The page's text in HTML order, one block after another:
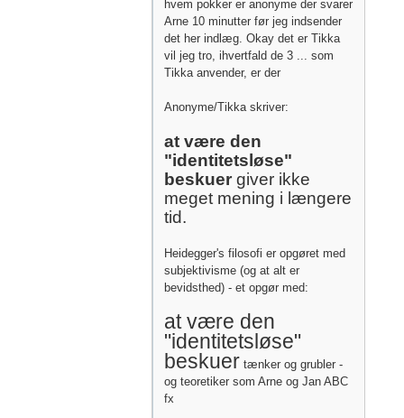
hvem pokker er anonyme der svarer
Arne 10 minutter før jeg indsender
det her indlæg. Okay det er Tikka
vil jeg tro, ihvertfald de 3 ... som
Tikka anvender, er der
Anonyme/Tikka skriver:
at være den
"identitetsløse"
beskuer giver ikke
meget mening i længere
tid.
Heidegger's filosofi er opgøret med
subjektivisme (og at alt er
bevidsthed) - et opgør med:
at være den
"identitetsløse"
beskuer tænker og grubler -
og teoretiker som Arne og Jan ABC
fx